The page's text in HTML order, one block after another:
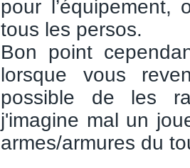
pour
tous les persos.
Bon point
lorsque vous
possible de les
j'imagine mal un
armes/armures du